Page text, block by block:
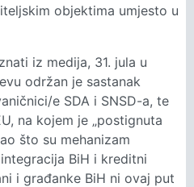
objektima umjesto u
iz medija, 31. jula u
održan je sastanak
e SDA i SNSD-a, te
na kojem je „postignuta
što su mehanizam
BiH i kreditni
i građanke BiH ni ovaj put